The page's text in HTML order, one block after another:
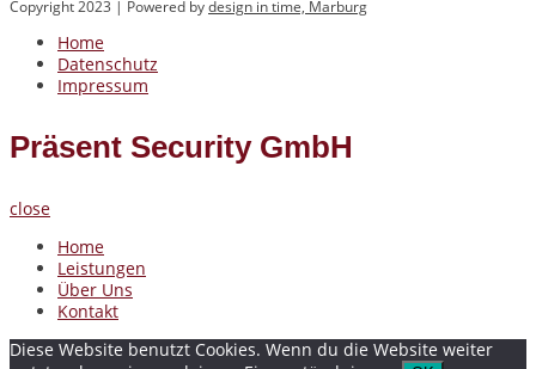
Copyright 2023 | Powered bydesign in time, Marburg
Home
Datenschutz
Impressum
Präsent Security GmbH
close
Home
Leistungen
Über Uns
Kontakt
Diese Website benutzt Cookies. Wenn du die Website weiter